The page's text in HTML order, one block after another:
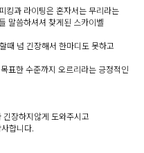
킹과 라이팅은 혼자서는 무리라는
말씀하셔셔 찾게된 스카이벨
때 넘 긴장해서 한마디도 못하고
표한 수준까지 오르리라는 긍정적인
장하지않게 도와주시고
합니다.